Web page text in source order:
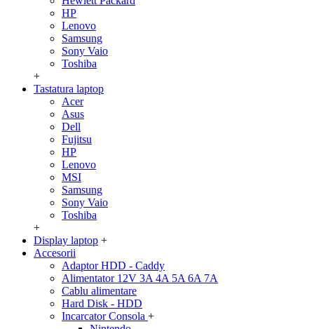
HP
Lenovo
Samsung
Sony Vaio
Toshiba
+
Tastatura laptop
Acer
Asus
Dell
Fujitsu
HP
Lenovo
MSI
Samsung
Sony Vaio
Toshiba
+
Display laptop +
Accesorii
Adaptor HDD - Caddy
Alimentator 12V 3A 4A 5A 6A 7A
Cablu alimentare
Hard Disk - HDD
Incarcator Consola +